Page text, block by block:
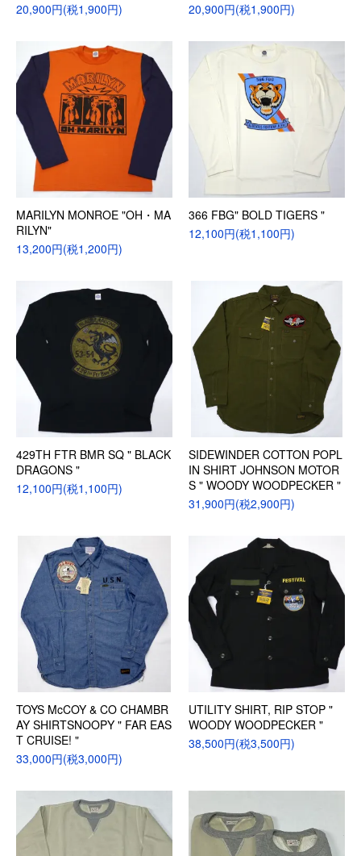
20,900円(税1,900円)
20,900円(税1,900円)
MARILYN MONROE "OH・MA
RILYN"
13,200円(税1,200円)
366 FBG" BOLD TIGERS "
12,100円(税1,100円)
429TH FTR BMR SQ " BLACK
DRAGONS "
12,100円(税1,100円)
SIDEWINDER COTTON POPL
IN SHIRT JOHNSON MOTOR
S " WOODY WOODPECKER "
31,900円(税2,900円)
TOYS McCOY & CO CHAMBR
AY SHIRTSNOOPY " FAR EAS
T CRUISE! "
33,000円(税3,000円)
UTILITY SHIRT, RIP STOP "
WOODY WOODPECKER "
38,500円(税3,500円)